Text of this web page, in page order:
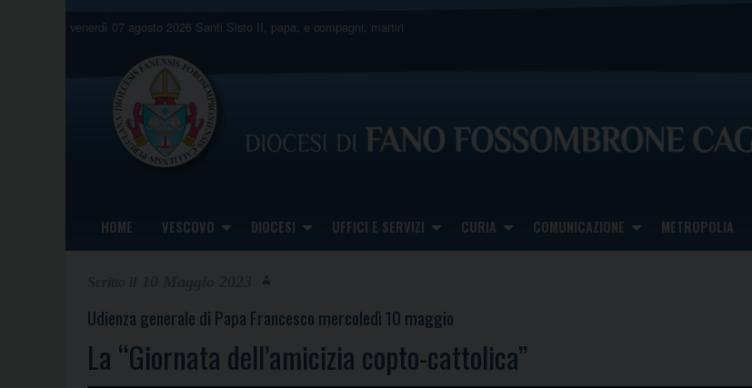
venerdì 07 agosto 2026 Santi Sisto II, papa, e compagni, martiri
HOME VESCOVO DIOCESI UFFICI E SERVIZI CURIA COMUNICAZIONE METROPOLIA
Udienza generale di Papa Francesco mercoledì 10 maggio
La “Giornata dell’amicizia copto-cattolica”